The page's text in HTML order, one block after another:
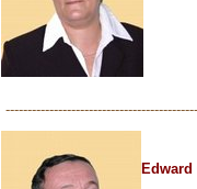
Edward